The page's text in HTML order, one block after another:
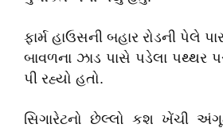
ફાર્મ હાઉસની બહાર રોડની પેલે
બાવળના ઝાડ પાસે પડેલા પથ્થર
પી રહ્યો હતો.
સિગારેટનો છેલ્લો કશ ખેંચી